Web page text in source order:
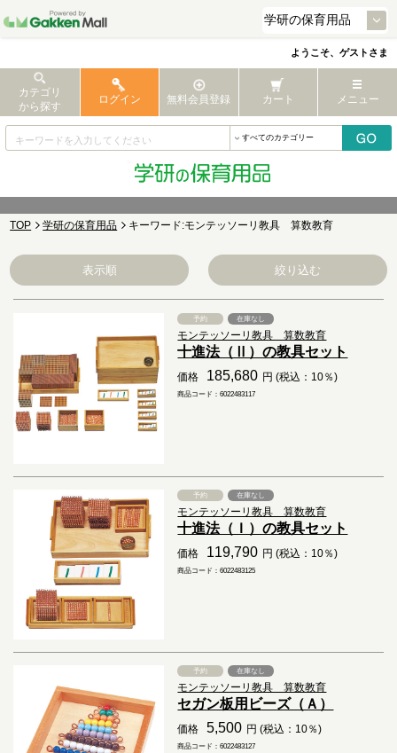
ようこそ、ゲストさま
カテゴリ
から探す
ログイン 無料会員登録 カート メニュー
TOP 学研の保育用品 キーワード:モンテッソーリ教具 算数教育
表示順 絞り込む
予約 在庫なし
モンテッソーリ教具 算数教育
十進法（Ⅱ）の教具セット
価格 185,680 円 (税込：10％)
商品コード：6022483117
予約 在庫なし
モンテッソーリ教具 算数教育
十進法（Ｉ）の教具セット
価格 119,790 円 (税込：10％)
商品コード：6022483125
予約 在庫なし
モンテッソーリ教具 算数教育
セガン板用ビーズ（Ａ）
価格 5,500 円 (税込：10％)
商品コード：6022483127